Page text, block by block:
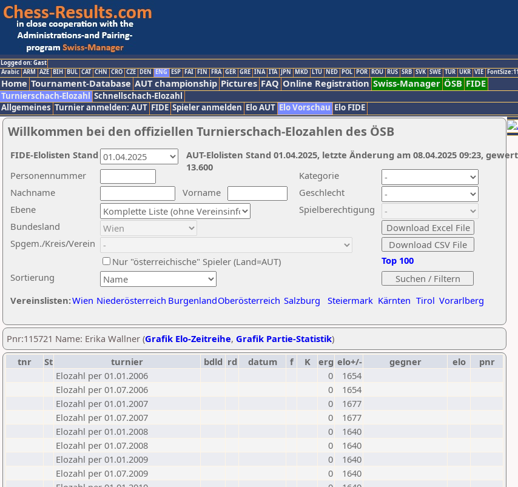
Logged on: Gast
Arabic ARM AZE BIH BUL CAT CHN CRO CZE DEN ENG ESP FAI FIN FRA GER GRE INA ITA JPN MKD LTU NED POL POR ROU RUS SRB SVK SWE TUR UKR VIE
Home Tournament-Database AUT championship Pictures FAQ Online Registration Swiss-Manager ÖSB FIDE
Turnierschach-Elozahl Schnellschach-Elozahl
Allgemeines Turnier anmelden: AUT FIDE Spieler anmelden Elo AUT Elo Vorschau Elo FIDE
Willkommen bei den offiziellen Turnierschach-Elozahlen des ÖSB
Nachname
Vorname
Ebene
Kategorie
Sortierung
Personennummer
Bundesland
Spgem./Kreis/Verein
Geschlecht
Nur "österreichische" Spieler (Land=AUT)
Spielberechtigung
Vereinslisten:Wien Niederösterreich BurgenlandOberösterreich Salzburg Steiermark Kärnten Tirol Vorarlberg
Top 100
AUT-Elolisten Stand 01.04.2025, letzte Änderung am 08.04.2025 09:23,
13.600
FIDE-Elolisten Stand
Pnr:115721 Name: Erika Wallner (Grafik Elo-Zeitreihe, Grafik Partie-Statistik)
tnr
St turnier bdld rd datum f K erg elo+/- gegner elo
pnr
Elozahl per 01.01.2006
0
1654
Elozahl per 01.07.2006
0
1654
Elozahl per 01.01.2007
0
1677
Elozahl per 01.07.2007
0
1677
Elozahl per 01.01.2008
0
1640
Elozahl per 01.07.2008
0
1640
Elozahl per 01.01.2009
0
1640
Elozahl per 01.07.2009
0
1640